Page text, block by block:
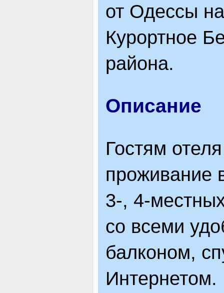
от Одессы
Курортное
района.
Описание
Гостям
проживание
3-, 4-
со всеми
балконом,